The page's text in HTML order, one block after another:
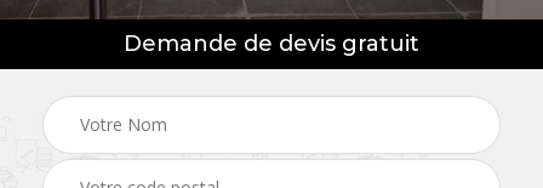
Demande de devis gratuit